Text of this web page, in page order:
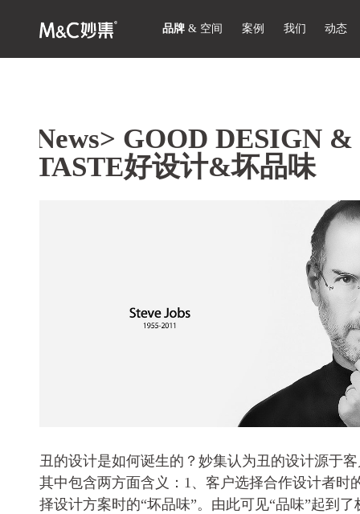
品牌 & 空间 案例 我们 动态
News> GOOD DESIGN &
TASTE好设计&坏品味
丑的设计是如何诞生的？妙集认为丑的设计源于
其中包含两方面含义：1、客户选择合作设计者时
择设计方案时的“坏品味”。由此可见“品味”起到